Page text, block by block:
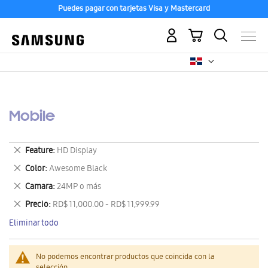
Puedes pagar con tarjetas Visa y Mastercard
Mi carrito
Mobile
No podemos encontrar productos que coincida con la
Feature HD Display
Eliminar
este
artículo
Color Awesome Black
Eliminar
este
artículo
Camara 24MP o más
Eliminar
este
artículo
Precio RD$ 11,000.00 - RD$ 11,999.99
Eliminar
este
artículo
Eliminar todo